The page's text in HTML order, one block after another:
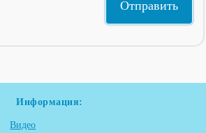
Информация:
Видео